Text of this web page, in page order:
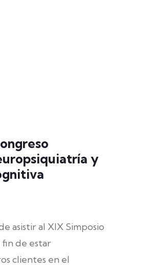
y
asistir al XIX Simposio
de estar
clientes en el